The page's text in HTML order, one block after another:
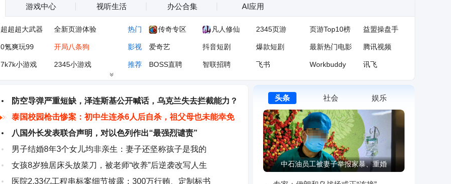
游戏中心 视听生活 办公合集 AI应用
超超超大武器 全新页游体验 热门 传奇专区 凡人修仙 2345页游 页游Top10榜 益盟操盘手
0氪爽玩99 开局八条狗 影视 爱奇艺 抖音短剧 爆款短剧 最新热门电影 腾讯视频
7k7k小游戏 2345小游戏 推荐 BOSS直聘 智联招聘 飞书 Workbuddy 讯飞
太平洋汽车 搜狐汽车 小说 起点中文网 潇湘书院 番茄小说 纵横中文网 17K小说
游戏大全 1688工厂店 体育 新浪体育 搜狐体育 腾讯体育 央视体育 NBA官网
防空导弹严重短缺，泽连斯基公开喊话，乌克兰失去拦截能力？
泰国校园枪击惨案：初中生连杀6人后自杀，祖父母也未能幸免
八国外长发表联合声明，对以色列作出“最强烈谴责”
男子结婚8年3个女儿均非亲生：妻子还坚称孩子是我的
女孩8岁独居床头放菜刀，被老师“收养”后逆袭改写人生
医院2.33亿工程串标案细节披露：300万行贿、定制标书
头条 社会 娱乐
司机遭劫杀，凶手外逃30年成老板